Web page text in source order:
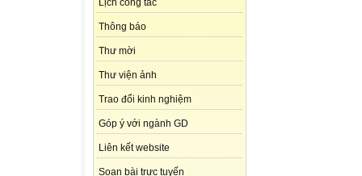
Lịch công tác
Thông báo
Thư mời
Thư viện ảnh
Trao đổi kinh nghiệm
Góp ý với ngành GD
Liên kết website
Soạn bài trực tuyến